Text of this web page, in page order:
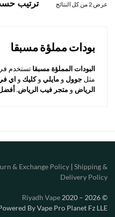
عرض ⁦2⁩ من كل النتائج
بودات مملؤة مسبقا
البودات المملؤة مسبقا تستخدم
مثل جوول و مايلي وكليك و اي
الرياض و متجر فيب الرياض.
& Exchange Policy | Shipping &
Delivery Policy
©
Riyadh Vape 2020 – 2026
By Vape Pro Planet Fz LLE